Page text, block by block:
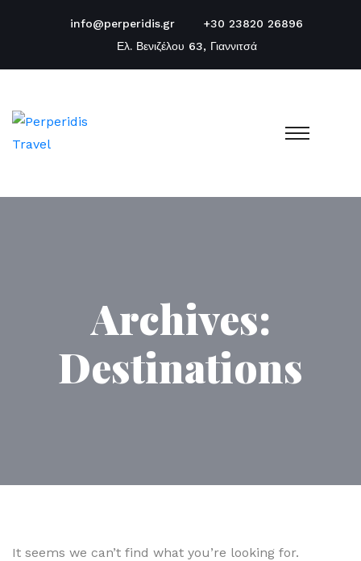
info@perperidis.gr
+30 23820 26896
Ελ. Βενιζέλου 63, Γιαννιτσά
Archives:
Destinations
It seems we can’t find what you’re looking for.